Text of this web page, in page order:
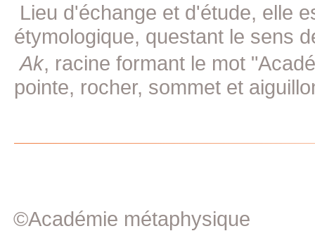
Lieu d'échange et d'étude, elle
étymologique, questant le sens
Ak, racine formant le mot
pointe, rocher, sommet et
©Académie métaphysique